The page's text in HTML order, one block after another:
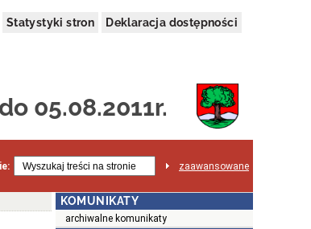
Statystyki stron Deklaracja dostępności
05.08.2011r.
zaawansowane
KOMUNIKATY
archiwalne komunikaty